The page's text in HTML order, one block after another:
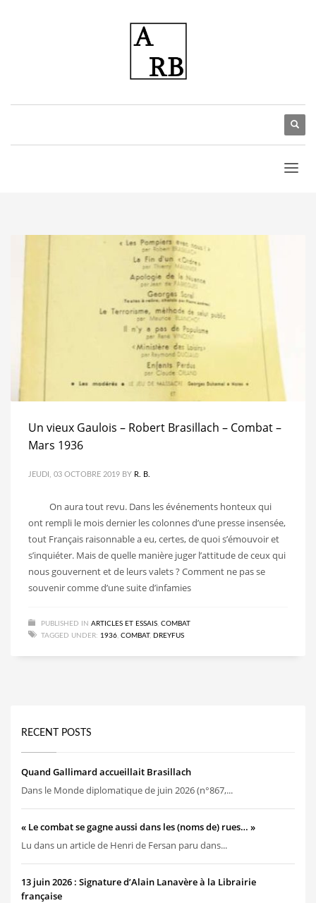
Un vieux Gaulois – Robert Brasillach – Combat –
Mars 1936
JEUDI, 03 OCTOBRE 2019 BY R. B.
On aura tout revu. Dans les événements honteux qui
ont rempli le mois dernier les colonnes d’une presse insensée,
tout Français raisonnable a eu, certes, de quoi s’émouvoir et
s’inquiéter. Mais de quelle manière juger l’attitude de ceux qui
nous gouvernent et de leurs valets ? Comment ne pas se
souvenir comme d’une suite d’infamies
PUBLISHED IN ARTICLES ET ESSAIS COMBAT
TAGGED UNDER: 1936 COMBAT, DREYFUS
RECENT POSTS
Quand Gallimard accueillait Brasillach
Dans le Monde diplomatique de juin 2026 (n°867,...
« Le combat se gagne aussi dans les (noms de) rues… »
Lu dans un article de Henri de Fersan paru dans...
13 juin 2026 : Signature d’Alain Lanavère à la Librairie
française